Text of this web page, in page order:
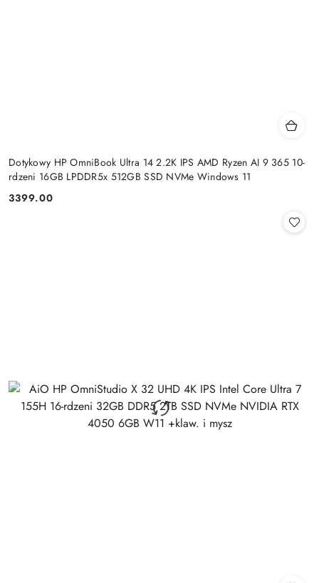
Dotykowy HP OmniBook Ultra 14 2.2K IPS AMD Ryzen AI 9 365 10-
rdzeni 16GB LPDDR5x 512GB SSD NVMe Windows 11
Cena:
3399.00